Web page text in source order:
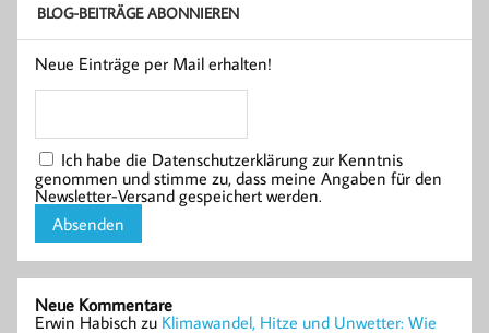
BLOG-BEITRÄGE ABONNIEREN
Neue Einträge per Mail erhalten!
Ich habe die Datenschutzerklärung zur Kenntnis
genommen und stimme zu, dass meine Angaben für den
Newsletter-Versand gespeichert werden.
Neue Kommentare
Erwin Habisch zu Klimawandel, Hitze und Unwetter: Wie